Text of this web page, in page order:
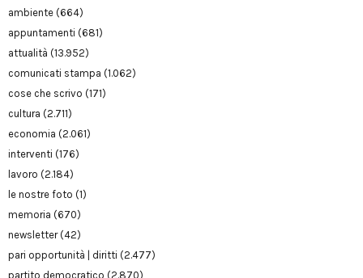
ambiente (664)
appuntamenti (681)
attualità (13.952)
comunicati stampa (1.062)
cose che scrivo (171)
cultura (2.711)
economia (2.061)
interventi (176)
lavoro (2.184)
le nostre foto (1)
memoria (670)
newsletter(42)
pari opportunità | diritti (2.477)
partito democratico (2.870)